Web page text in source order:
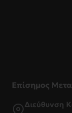
Επίσημος
Διεύθυνση